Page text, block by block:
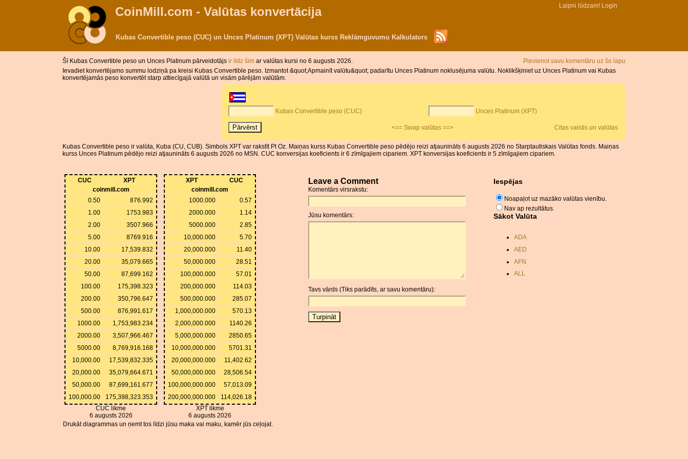
CoinMill.com - Valūtas konvertācija Laipni lūdzam! Login
Kubas Convertible peso (CUC) un Unces Platinum (XPT) Valūtas kurss Reklāmguvumu Kalkulators
Pievienot savu komentāru uz šo lapu
Šī Kubas Convertible peso un Unces Platinum pārveidotājs ir līdz šim ar valūtas kursi no 6 augusts 2026.
Ievadiet konvertējamo summu lodziņā pa kreisi Kubas Convertible peso. Izmantot &quot;Apmainīt valūtu&quot; padarītu Unces Platinum noklusējuma valūtu. Noklikšķiniet uz Unces Platinum vai Kubas
konvertējamās peso konvertēt starp attiecīgajā valūtā un visām pārējām valūtām.
Kubas Convertible peso (CUC) Unces Platinum (XPT)
<== Swap valūtas ==> Citas valstis un valūtas
Kubas Convertible peso ir valūta, Kuba (CU, CUB). Simbols XPT var rakstīt Pt Oz. Maiņas kurss Kubas Convertible peso pēdējo reizi atjaunināts 6 augusts 2026 no Starptautiskais Valūtas fonds. Maiņas
kurss Unces Platinum pēdējo reizi atjaunināts 6 augusts 2026 no MSN. CUC konversijas koeficients ir 6 zīmīgajiem cipariem. XPT konversijas koeficients ir 5 zīmīgajiem cipariem.
CUC
XPT
coinmill.com
0.50
876.992
1.00
1753.983
2.00
3507.966
5.00
8769.916
10.00
17,539.832
20.00
35,079.665
50.00
87,699.162
100.00
175,398.323
200.00
350,796.647
500.00
876,991.617
1000.00
1,753,983.234
2000.00
3,507,966.467
5000.00
8,769,916.168
10,000.00
17,539,832.335
20,000.00
35,079,664.671
50,000.00
87,699,161.677
100,000.00
175,398,323.353
CUC likme
6 augusts 2026
XPT
CUC
coinmill.com
1000.000
0.57
2000.000
1.14
5000.000
2.85
10,000.000
5.70
20,000.000
11.40
50,000.000
28.51
100,000.000
57.01
200,000.000
114.03
500,000.000
285.07
1,000,000.000
570.13
2,000,000.000
1140.26
5,000,000.000
2850.65
10,000,000.000
5701.31
20,000,000.000
11,402.62
50,000,000.000
28,506.54
100,000,000.000
57,013.09
200,000,000.000
114,026.18
XPT likme
6 augusts 2026
Drukāt diagrammas un ņemt tos līdzi jūsu maka vai maku, kamēr jūs ceļojat.
Leave a Comment
Komentārs virsrakstu:
Jūsu komentārs:
Tavs vārds (Tiks parādīts, ar savu komentāru):
Iespējas
Noapaļot uz mazāko valūtas vienību.
Nav ap rezultātus.
Sākot Valūta
ADA
AED
AFN
ALL